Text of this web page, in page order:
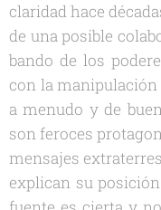
claridad hace
de una posible
bando de los
con la
a menudo y de
son feroces
mensajes
explican su